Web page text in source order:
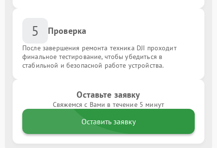
5 Проверка
После завершения ремонта техника DJI проходит
финальное тестирование, чтобы убедиться в
стабильной и безопасной работе устройства.
Оставьте заявку
Свяжемся с Вами в течение 5 минут
Оставить заявку